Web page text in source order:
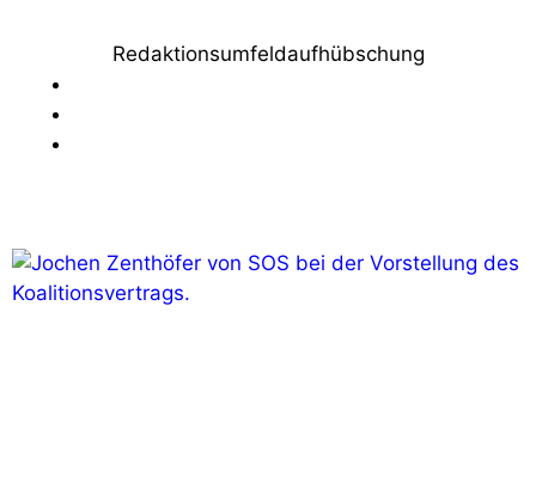
Redaktionsumfeldaufhübschung